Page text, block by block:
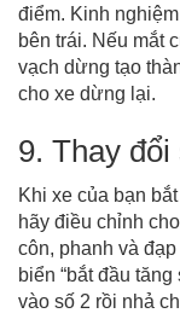
điểm. Kinh
bên trái. Nếu mắt
vạch dừng tạo
cho xe dừng lại.
9. Thay
Khi xe của bạn
hãy điều chỉnh
côn, phanh và
biển “bắt đầu
vào số 2 rồi nhả